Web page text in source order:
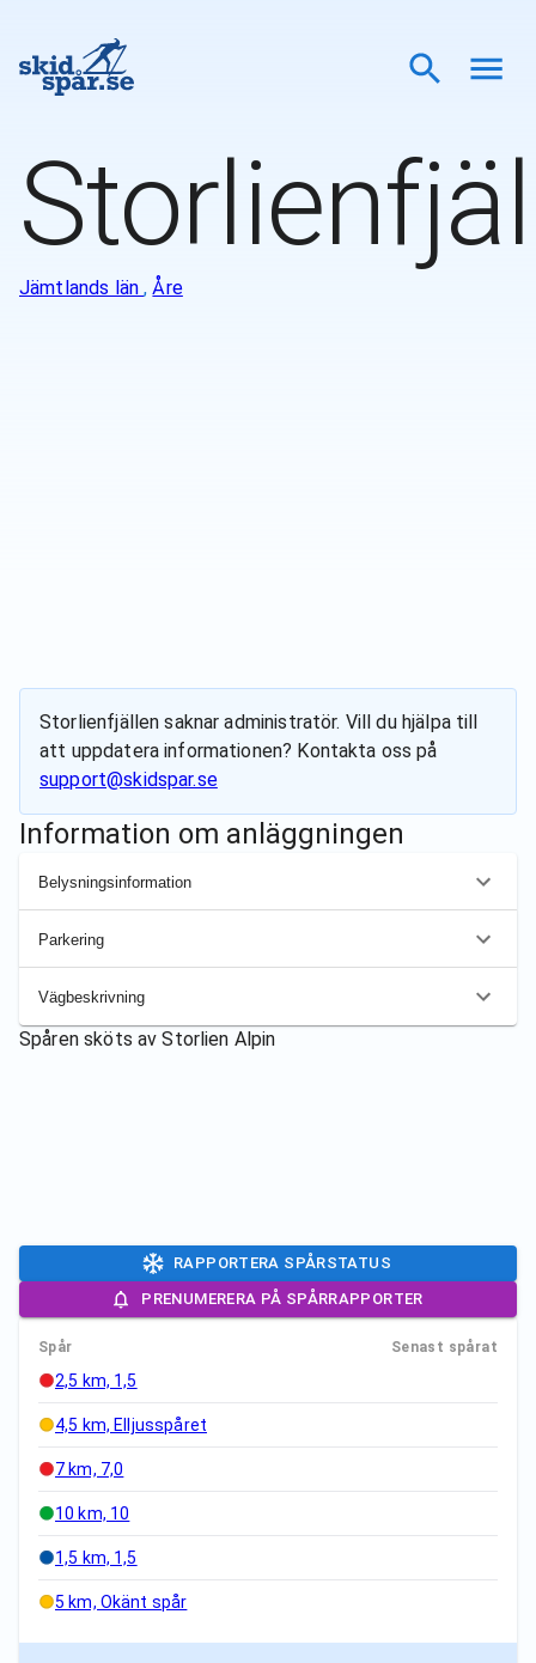
Jämtlands län,Åre
Storlienfjällen saknar administratör. Vill du hjälpa till
att uppdatera informationen? Kontakta oss på
support@skidspar.se
Information om anläggningen
Belysningsinformation
Parkering
Vägbeskrivning
Spåren sköts av Storlien Alpin
RAPPORTERA SPÅRSTATUS
PRENUMERERA PÅ SPÅRRAPPORTER
Spår Senast spårat
2,5 km, 1,5
4,5 km, Elljusspåret
7 km, 7,0
10 km, 10
1,5 km, 1,5
5 km, Okänt spår